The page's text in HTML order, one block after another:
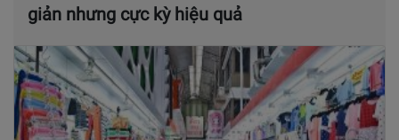
giản nhưng cực kỳ hiệu quả